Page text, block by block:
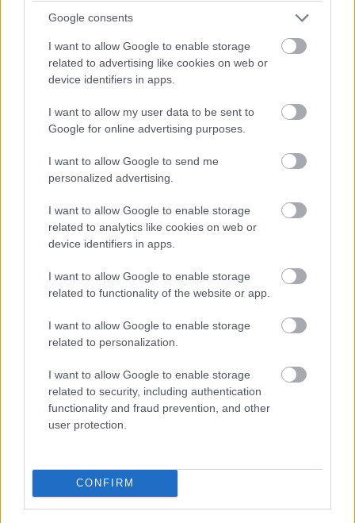
Google consents
I want to allow Google to enable storage
related to advertising like cookies on web or
device identifiers in apps.
I want to allow my user data to be sent to
Google for online advertising purposes.
I want to allow Google to send me
personalized advertising.
I want to allow Google to enable storage
related to analytics like cookies on web or
device identifiers in apps.
I want to allow Google to enable storage
related to functionality of the website or app.
I want to allow Google to enable storage
related to personalization.
I want to allow Google to enable storage
related to security, including authentication
functionality and fraud prevention, and other
user protection.
CONFIRM
1114966 thinkstock.com
V ďalšej detoxikačnej etape už môžete pridať k zeleným
sacharidom kombinovaným s bielkovinami aj
nízkoglykemické sacharidové potraviny (len v malom
množstve) – tekvicu, cukinu, mrkvu, petržlen, paštrnák,
papriku, rajčiny, uhorky, baklažán, zemiaky uvarené
v šupke, celozrnné obilniny a im príbuzné zrniny, ako sú
amarant, pohanka, špalda, jačmenné krúpy, raž, ryža
Kategória: Ekolife
Tagy: detoxikácia zdravie